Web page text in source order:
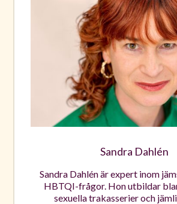
Sandra Dahlén
Sandra Dahlén är expert inom
HBTQI-frågor. Hon utbildar
sexuella trakasserier och